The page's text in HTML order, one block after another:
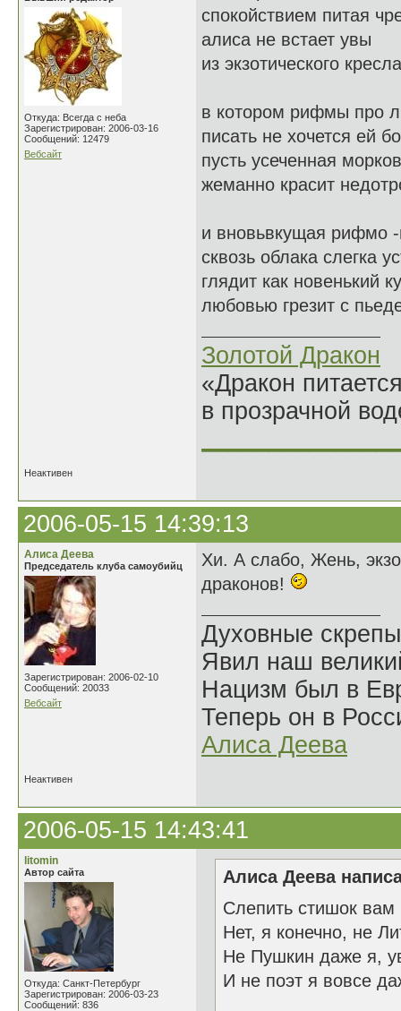
Откуда: Всегда с неба
Зарегистрирован: 2006-03-16
Сообщений: 12479
Вебсайт
спокойствием питая
алиса не встает увы
из экзотического кресла
в котором рифмы про
писать не хочется ей
пусть усеченная
жеманно красит
и вновьвкущая рифмо
сквозь облака слегка
глядит как новенький
любовью грезит с
Золотой Дракон
«Дракон
в прозрачной
Неактивен
2006-05-15 14:39:13
Алиса Деева
Председатель клуба самоубийц
Зарегистрирован: 2006-02-10
Сообщений: 20033
Вебсайт
Хи. А слабо, Жень,
драконов!
Духовные
Явил наш
Нацизм был в
Теперь он в
Алиса Деева
Неактивен
2006-05-15 14:43:41
litomin
Автор сайта
Откуда: Санкт-Петербург
Зарегистрирован: 2006-03-23
Сообщений: 836
Алиса Деева
Слепить стишок
Нет, я конечно, не
Не Пушкин даже я,
И не поэт я вовсе